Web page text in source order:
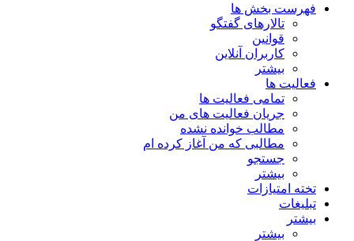
فهرست بخش ها
تالارهای گفتگو
قوانین
کاربران آنلاین
بیشتر
فعالیت ها
تمامی فعالیت ها
جریان فعالیت های من
مطالب خوانده نشده
مطالبی که من آغاز کرده ام
جستجو
بیشتر
تخته امتیازات
تبلیغات
بیشتر
بیشتر